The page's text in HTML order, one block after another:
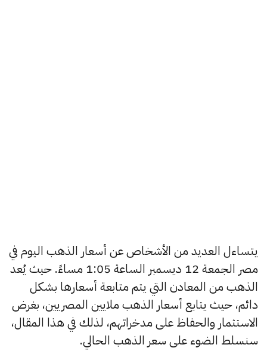
يتساءل العديد من الأشخاص عن أسعار الذهب اليوم في
مصر الجمعة 12 ديسمبر الساعة 1:05 مساءً. حيث يُعد
الذهب من المعادن التي يتم متابعة أسعارها بشكل
دائم، حيث يتابع أسعار الذهب ملايين المصريين، بغرض
الاستثمار والحفاظ على مدخراتهم، لذلك في هذا المقال،
سنسلط الضوء على سعر الذهب الحالي.